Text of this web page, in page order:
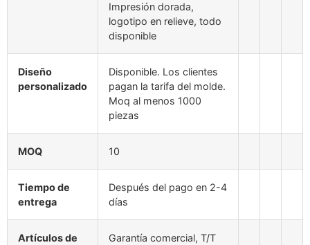
Impresión dorada,
logotipo en relieve, todo
disponible
Diseño
personalizado
Disponible. Los clientes
pagan la tarifa del molde.
Moq al menos 1000
piezas
MOQ 10
Tiempo de
entrega
Después del pago en 2-4
días
Artículos de
Garantía comercial, T/T